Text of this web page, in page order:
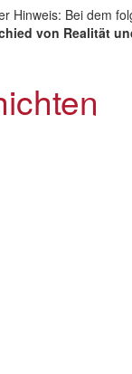
Hinweis: Bei dem
von Realität